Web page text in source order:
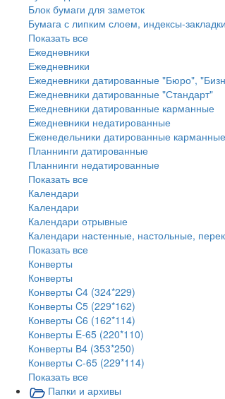
Блок бумаги для заметок
Бумага с липким слоем, индексы-закладки
Показать все
Ежедневники
Ежедневники
Ежедневники датированные "Бюро",
Ежедневники датированные "Стандарт"
Ежедневники датированные карманные
Ежедневники недатированные
Еженедельники датированные карманные
Планнинги датированные
Планнинги недатированные
Показать все
Календари
Календари
Календари отрывные
Календари настенные, настольные,
Показать все
Конверты
Конверты
Конверты C4 (324*229)
Конверты C5 (229*162)
Конверты C6 (162*114)
Конверты E-65 (220*110)
Конверты В4 (353*250)
Конверты С-65 (229*114)
Показать все
Папки и архивы